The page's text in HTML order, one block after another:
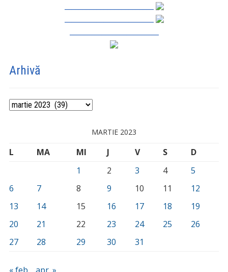
Arhivă
Arhivă
MARTIE 2023
L MA MI J V S
D
1
2 3 4
5
6
7 8 9 10 11
12
13
14 15 16 17 18
19
20
21 22 23 24 25
26
27
28 29 30 31